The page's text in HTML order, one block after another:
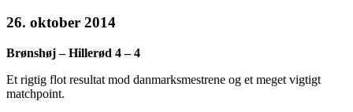
26. oktober 2014
Brønshøj – Hillerød 4 – 4
Et rigtig flot resultat mod danmarksmestrene og et meget vigtigt
matchpoint.